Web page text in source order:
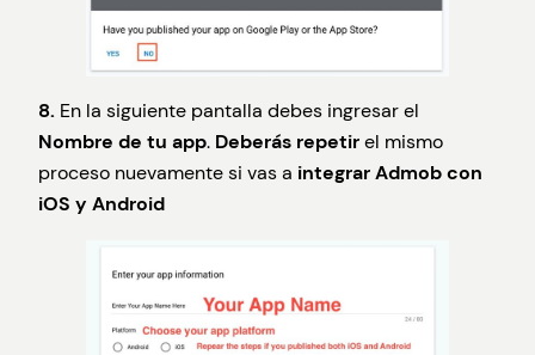
8. En la siguiente pantalla debes ingresar el
Nombre de tu app. Deberás repetirel mismo
proceso nuevamente si vas a integrar Admob con
iOS y Android